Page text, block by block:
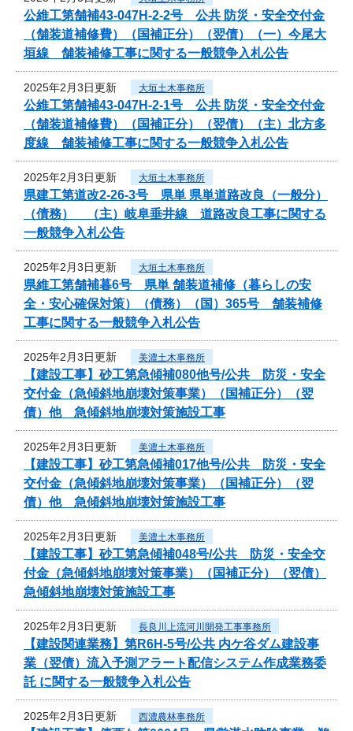
公維工第舗補43-047H-2-2号 公共 防災・安全交付金
（舗装道補修費）（国補正分）（翌債）（一）今尾大
垣線 舗装補修工事に関する一般競争入札公告
2025年2月3日更新 大垣土木事務所
公維工第舗補43-047H-2-1号 公共 防災・安全交付金
（舗装道補修費）（国補正分）（翌債）（主）北方多
度線 舗装補修工事に関する一般競争入札公告
2025年2月3日更新 大垣土木事務所
県建工第道改2-26-3号 県単 県単道路改良（一般分）
（債務） （主）岐阜垂井線 道路改良工事に関する
一般競争入札公告
2025年2月3日更新 大垣土木事務所
県維工第舗補暮6号 県単 舗装道補修（暮らしの安
全・安心確保対策）（債務）（国）365号 舗装補修
工事に関する一般競争入札公告
2025年2月3日更新 美濃土木事務所
【建設工事】砂工第急傾補080他号/公共 防災・安全
交付金（急傾斜地崩壊対策事業）（国補正分）（翌
債）他 急傾斜地崩壊対策施設工事
2025年2月3日更新 美濃土木事務所
【建設工事】砂工第急傾補017他号/公共 防災・安全
交付金（急傾斜地崩壊対策事業）（国補正分）（翌
債）他 急傾斜地崩壊対策施設工事
2025年2月3日更新 美濃土木事務所
【建設工事】砂工第急傾補048号/公共 防災・安全交
付金（急傾斜地崩壊対策事業）（国補正分）（翌債）
急傾斜地崩壊対策施設工事
2025年2月3日更新 長良川上流河川開発工事事務所
【建設関連業務】第R6H-5号/公共 内ケ谷ダム建設事
業（翌債）流入予測アラート配信システム作成業務委
託 に関する一般競争入札公告
2025年2月3日更新 西濃農林事務所